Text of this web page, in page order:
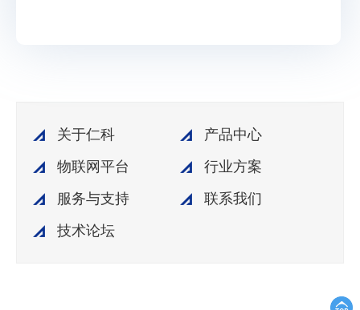
关于仁科
产品中心
物联网平台
行业方案
服务与支持
联系我们
技术论坛